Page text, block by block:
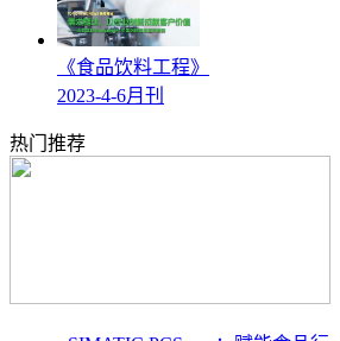
《食品饮料工程》
2023-4-6月刊
热门推荐